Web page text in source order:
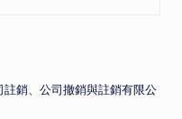
銷、公司撤銷與註銷有限公